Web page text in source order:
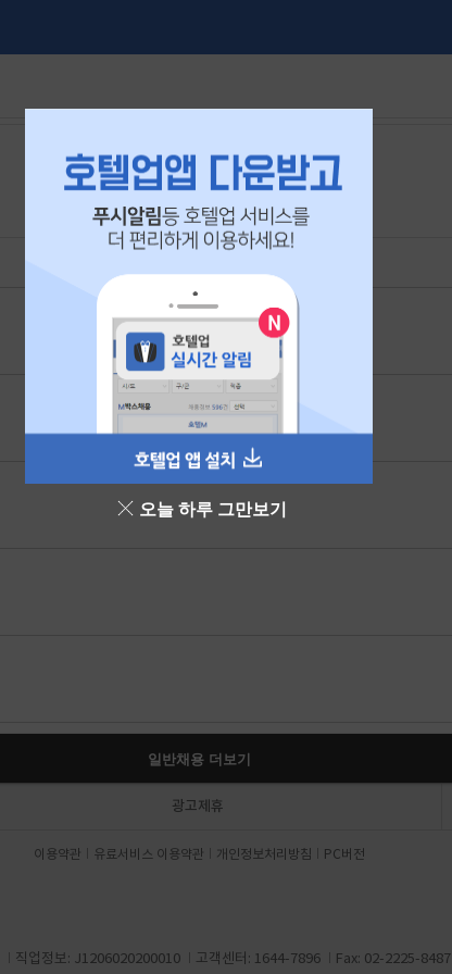
본 공고는2026년 06월 18일 에 마감되었습니다.
일반채용 더보기
오늘 하루 그만보기
광고제휴
이용약관 유료서비스 이용약관 개인정보처리방침 PC버전
직업정보: J1206020200010 고객센터: 1644-7896 Fax: 02-2225-8487